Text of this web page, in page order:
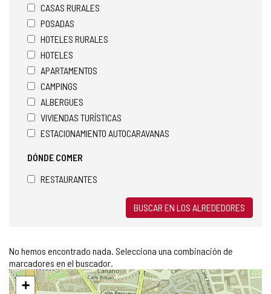
CASAS RURALES
POSADAS
HOTELES RURALES
HOTELES
APARTAMENTOS
CAMPINGS
ALBERGUES
VIVIENDAS TURÍSTICAS
ESTACIONAMIENTO AUTOCARAVANAS
DÓNDE COMER
RESTAURANTES
BUSCAR EN LOS ALREDEDORES
No hemos encontrado nada. Selecciona una combinación de
marcadores en el buscador.
Saltar
mapa
+